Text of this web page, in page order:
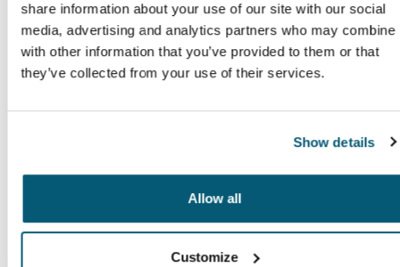
share information about your use of our site with our social
media, advertising and analytics partners who may combine
with other information that you’ve provided to them or that
they’ve collected from your use of their services.
Show details
Allow all
Customize
klevu-
kmc-data-
ts
www.casel
ogic.com
This cookie is used
by Klevu to
manage store
setup and
preferences set in
Center (KMC) are
reflected in the
store's
Persist
ent